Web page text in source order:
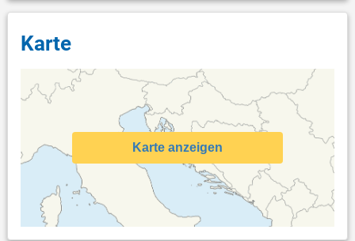
Karte
Karte anzeigen